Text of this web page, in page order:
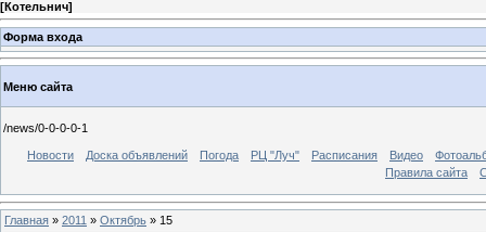
[Котельнич]
Форма входа
Меню сайта
/news/0-0-0-0-1
Новости Доска объявлений Погода РЦ "Луч" Расписания Видео
Правила сайта
Главная » 2011 » Октябрь » 15